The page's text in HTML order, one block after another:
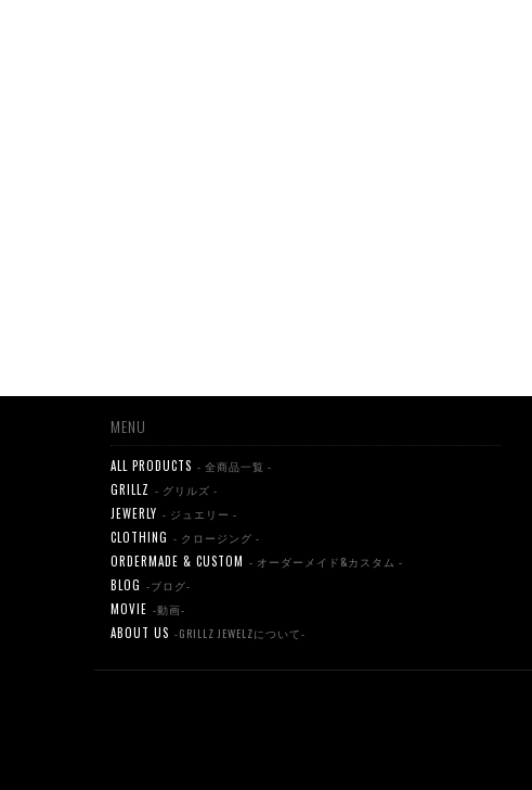
MENU
ALL PRODUCTS - 全商品一覧 -
GRILLZ - グリルズ -
JEWERLY - ジュエリー -
CLOTHING - クロージング -
ORDERMADE & CUSTOM - オーダーメイド&カスタム -
BLOG -ブログ-
MOVIE -動画-
ABOUT US -GRILLZ JEWELZについて-